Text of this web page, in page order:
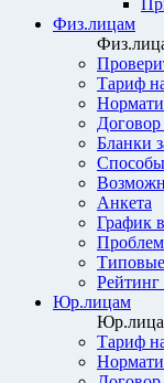
Физ.лицам
Тариф
Бланки
Анкета
График
Юр.лицам
Тариф